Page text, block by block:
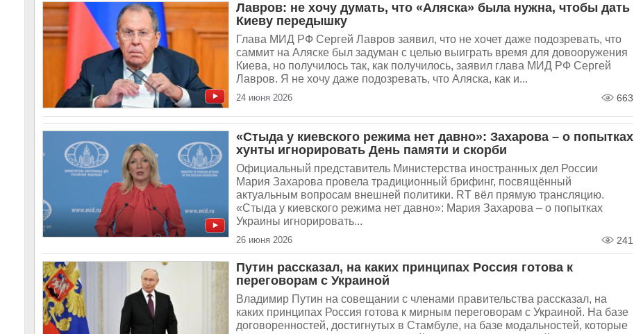
Лавров: не хочу думать, что «Аляска» была нужна, чтобы дать
Киеву передышку
Глава МИД РФ Сергей Лавров заявил, что не хочет даже подозревать, что
саммит на Аляске был задуман с целью выиграть время для довооружения
Киева, но получилось так, как получилось, заявил глава МИД РФ Сергей
Лавров. Я не хочу даже подозревать, что Аляска, как и...
24 июня 2026 663
«Стыда у киевского режима нет давно»: Захарова – о попытках
хунты игнорировать День памяти и скорби
Официальный представитель Министерства иностранных дел России
Мария Захарова провела традиционный брифинг, посвящённый
актуальным вопросам внешней политики. RT вёл прямую трансляцию.
«Стыда у киевского режима нет давно»: Мария Захарова – о попытках
Украины игнорировать...
26 июня 2026 241
Путин рассказал, на каких принципах Россия готова к
переговорам с Украиной
Владимир Путин на совещании с членами правительства рассказал, на
каких принципах Россия готова к мирным переговорам с Украиной. На базе
договоренностей, достигнутых в Стамбуле, на базе модальностей, которые